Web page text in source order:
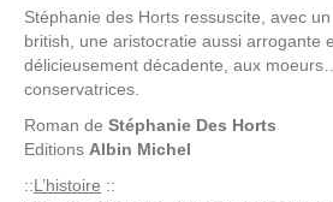
Stéphanie des Horts ressuscite, avec
british, une aristocratie aussi arrogante
délicieusement décadente, aux
conservatrices.
Roman de Stéphanie Des Horts
Editions Albin Michel
::L’histoire ::